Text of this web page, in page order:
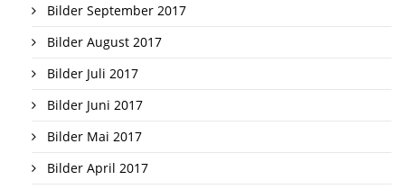
Bilder September 2017
Bilder August 2017
Bilder Juli 2017
Bilder Juni 2017
Bilder Mai 2017
Bilder April 2017